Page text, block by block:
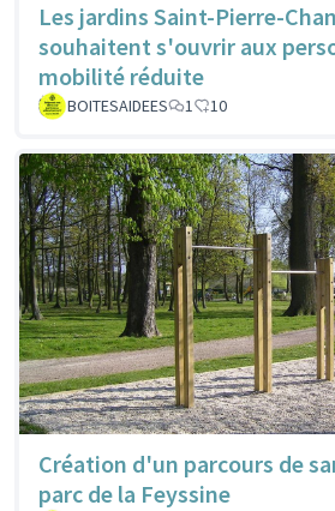
Les jardins Saint-Pierre-
souhaitent s'ouvrir aux
mobilité réduite
BOITESAIDEES 1 10
Création d'un parcours de
parc de la Feyssine